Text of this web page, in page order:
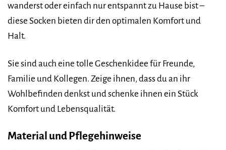
wanderst oder einfach nur entspannt zu Hause bist –
diese Socken bieten dir den optimalen Komfort und
Halt.
Sie sind auch eine tolle Geschenkidee für Freunde,
Familie und Kollegen. Zeige ihnen, dass du an ihr
Wohlbefinden denkst und schenke ihnen ein Stück
Komfort und Lebensqualität.
Material und Pflegehinweise